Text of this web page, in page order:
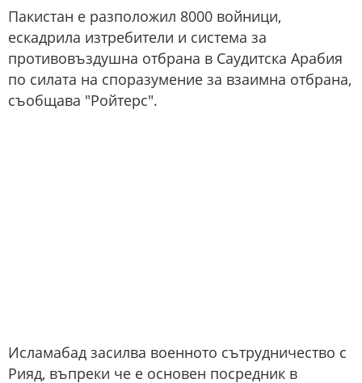
Пакистан е разположил 8000 войници,
ескадрила изтребители и система за
противовъздушна отбрана в Саудитска Арабия
по силата на споразумение за взаимна отбрана,
съобщава "Ройтерс".
Исламабад засилва военното сътрудничество с
Рияд, въпреки че е основен посредник в